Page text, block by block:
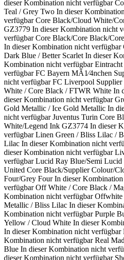
dieser Kombination nicht verfügbar
Teal / Grey Two In dieser
verfügbar Core Black/Cloud White/
GZ3779 In dieser Kombination nicht
verfügbar Core Black/Core Black/
In dieser Kombination nicht verfügbar
Dark Blue / Better Scarlet In dieser
Kombination nicht verfügbar
verfügbar FC Bayern MÃ1⁄4nchen
nicht verfügbar FC Liverpool
White / Core Black / FTWR White In
dieser Kombination nicht verfügbar
Gold Metallic / Ice Gold Metallic In
nicht verfügbar Juventus Turin Core
White/Legend Ink GZ3774 In dieser
verfügbar Linen Green / Bliss Lilac /
Lilac In dieser Kombination nicht
dieser Kombination nicht verfügbar
verfügbar Lucid Ray Blue/Semi
United Core Black/Supplier Colour/
Four/Grey Four In dieser
verfügbar Off White / Core Black /
Kombination nicht verfügbar Offwhite
Metallic / Bliss Lilac In dieser
Kombination nicht verfügbar Purple
Yellow / Cloud White In dieser
In dieser Kombination nicht verfügbar
Kombination nicht verfügbar Real
Blue In dieser Kombination nicht
dieser Kombination nicht verfügbar